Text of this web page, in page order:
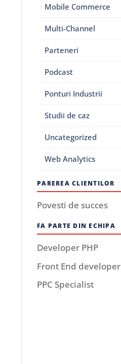
Mobile Commerce
Multi-Channel
Parteneri
Podcast
Ponturi Industrii
Studii de caz
Uncategorized
Web Analytics
PAREREA CLIENTILOR
Povesti de succes
FA PARTE DIN ECHIPA
Developer PHP
Front End developer
PPC Specialist